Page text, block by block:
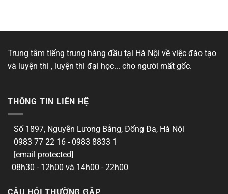
Trung tâm tiếng trung hàng đầu tại Hà Nội về việc đào tạo
và luyện thi , luyện thi đại học... cho người mất gốc.
THÔNG TIN LIÊN HỆ
Số 1897, Nguyễn Lương Bằng, Đống Đa, Hà Nội
0983 77 22 16 - 0983 8833 1
[email protected]
08h30 - 12h00 và 14h00 - 22h00